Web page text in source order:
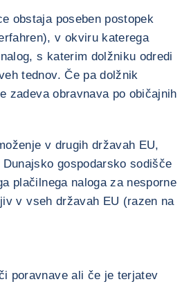
obstaja poseben postopek
v okviru katerega
s katerim dolžniku odredi
tednov. Če pa dolžnik
zadeva obravnava po običajnih
v drugih državah EU,
gospodarsko sodišče
plačilnega naloga za nesporne
v vseh državah EU (razen na
poravnave ali če je terjatev